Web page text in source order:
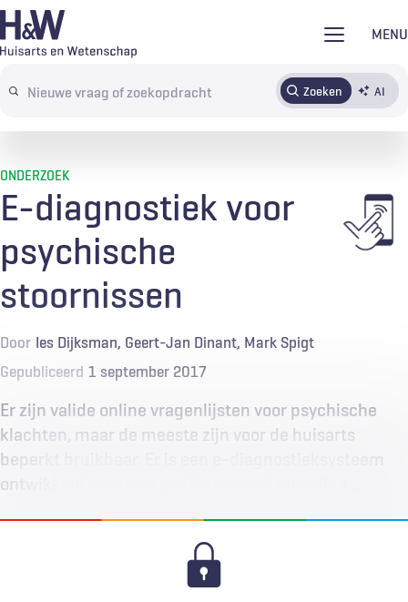
Overslaan
en
de
MENU
Search
terms
Zoeken AI
AbonnerenTijdschrift Inloggen
ONDERZOEK
E-diagnostiek voor
psychische
stoornissen
Door Ies Dijksman Geert-Jan Dinant Mark Spigt
Gepubliceerd 1 september 2017
Er zijn valide online vragenlijsten voor psychische
klachten, maar de meeste zijn voor de huisarts
beperkt bruikbaar. Er is een e-diagnostieksysteem
ontwikkeld waarmee patiënten snel en online…